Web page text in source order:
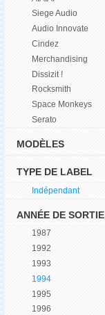
Siege Audio
Audio Innovate
Cindez
Merchandising
Dissizit !
Rocksmith
Space Monkeys
Serato
MODÈLES
TYPE DE LABEL
Indépendant
ANNÉE DE SORTIE
1987
1992
1993
1994
1995
1996